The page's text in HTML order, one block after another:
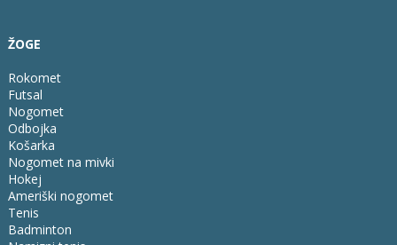
ŽOGE
Rokomet
Futsal
Nogomet
Odbojka
Košarka
Nogomet na mivki
Hokej
Ameriški nogomet
Tenis
Badminton